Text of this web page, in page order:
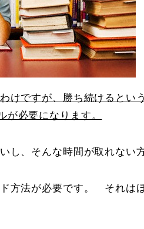
けですが、勝ち続けるとい
必要になります。
し、そんな時間が取れない
方法が必要です。 それは